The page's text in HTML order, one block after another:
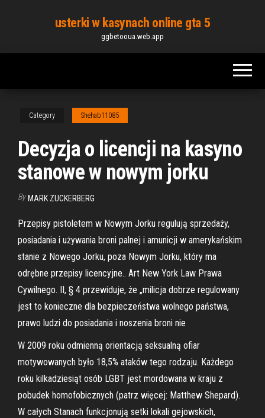
content
usterki w kasynach online gta 5
ggbetooua.web.app
Category Shehab11085
Decyzja o licencji na kasyno
stanowe w nowym jorku
By MARK ZUCKERBERG
Przepisy pistoletem w Nowym Jorku regulują sprzedaży,
posiadania i używania broni palnej i amunicji w amerykańskim
stanie z Nowego Jorku, poza Nowym Jorku, który ma
odrębne przepisy licencyjne.. Art New York Law Prawa
Cywilnego. II, § 4 przewiduje, że „milicja dobrze regulowany
jest to konieczne dla bezpieczeństwa wolnego państwa,
prawo ludzi do posiadania i noszenia broni nie
W 2009 roku odmienną orientacją seksualną ofiar
motywowanych było 18,5% ataków tego rodzaju. Każdego
roku kilkadziesiąt osób LGBT jest mordowana w kraju z
pobudek homofobicznych (patrz więcej: Matthew Shepard).
W całych Stanach funkcjonują setki lokali gejowskich,